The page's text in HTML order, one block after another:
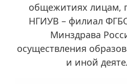
общежитиях
НГИУВ – филиал
Минздрава
осуществления
и иной